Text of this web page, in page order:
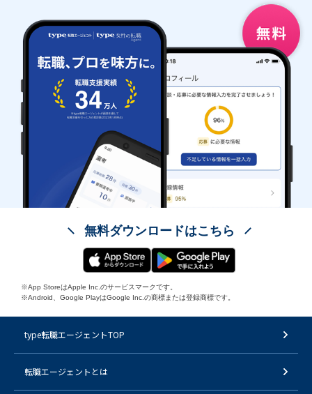
無料ダウンロードはこちら
※App StoreはApple Inc.のサービスマークです。
※Android、Google PlayはGoogle Inc.の商標または登録商標です。
type転職エージェントTOP
転職エージェントとは